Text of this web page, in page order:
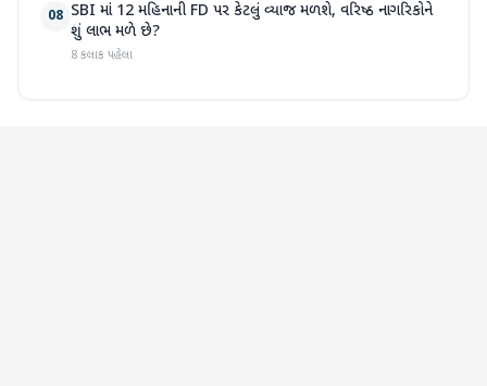
08 SBI માં 12 મહિનાની FD પર કેટલું વ્યાજ મળશે, વરિષ્ઠ નાગરિકોને
શું લાભ મળે છે?
8 કલાક પહેલા